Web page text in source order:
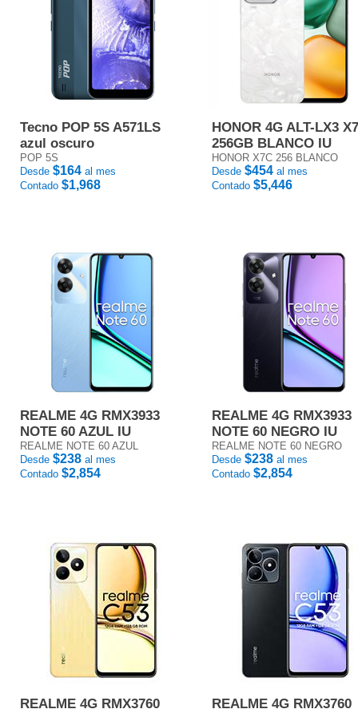
Tecno POP 5S A571LS
azul oscuro
POP 5S
Desde $164 al mes
Contado $1,968
HONOR 4G ALT-LX3
256GB BLANCO IU
HONOR X7C 256 BLANCO
Desde $454 al mes
Contado $5,446
REALME 4G RMX3933
NOTE 60 AZUL IU
REALME NOTE 60 AZUL
Desde $238 al mes
Contado $2,854
REALME 4G RMX3933
NOTE 60 NEGRO IU
REALME NOTE 60 NEGRO
Desde $238 al mes
Contado $2,854
REALME 4G RMX3760
REALME 4G RMX3760